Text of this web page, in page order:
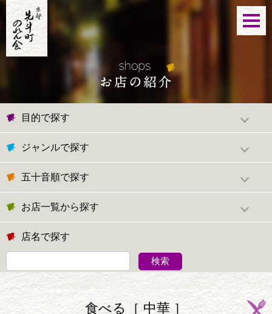
目的で探す
ジャンルで探す
五十音順で探す
お店一覧から探す
店名で探す
食べる［ 中華 ］